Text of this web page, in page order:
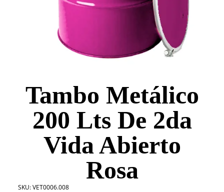
Tambo Metálico
200 Lts De 2da
Vida Abierto
Rosa
SKU:VET0006.008